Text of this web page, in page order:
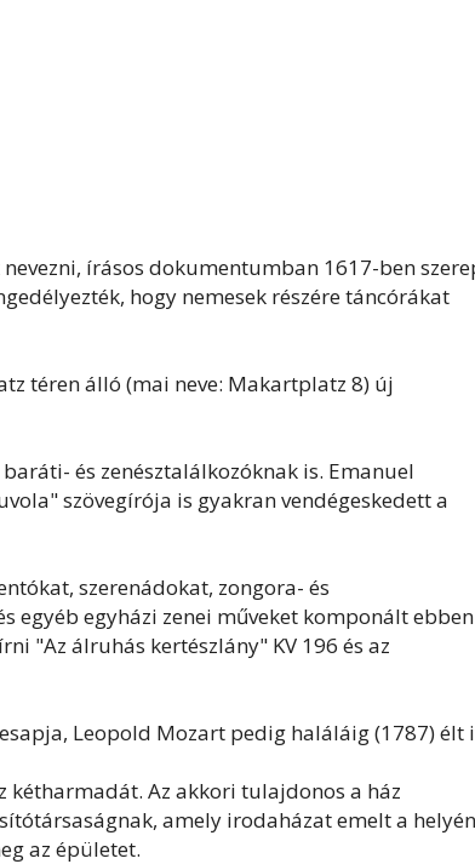
írásos dokumentumban 1617-ben
hogy nemesek részére táncórákat
téren álló (mai neve: Makartplatz 8) új
és zenésztalálkozóknak is. Emanuel
szövegírója is gyakran vendégeskedett a
szerenádokat, zongora- és
egyéb egyházi zenei műveket komponált
"Az álruhás kertészlány" KV 196 és az
Leopold Mozart pedig haláláig (1787) élt
Az akkori tulajdonos a ház
amely irodaházat emelt a
az épületet.